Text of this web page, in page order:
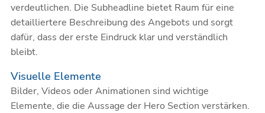
verdeutlichen. Die Subheadline bietet Raum für eine
detailliertere Beschreibung des Angebots und sorgt
dafür, dass der erste Eindruck klar und verständlich
bleibt.
Visuelle Elemente
Bilder, Videos oder Animationen sind wichtige
Elemente, die die Aussage der Hero Section verstärken.